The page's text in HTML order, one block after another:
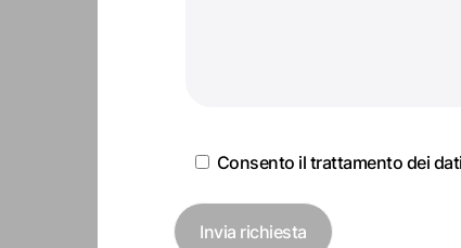
Consento il ​​trattamento dei